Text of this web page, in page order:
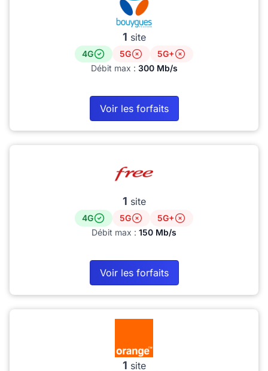
1 site
4G 5G
5G+
Débit max : 300 Mb/s
Voir les forfaits
1 site
4G 5G
5G+
Débit max : 150 Mb/s
Voir les forfaits
1 site